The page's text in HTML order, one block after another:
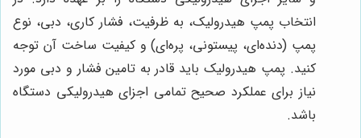
انتخاب پمپ هیدرولیک، به ظرفیت، فشار کاری، دبی، نوع
پمپ (دنده‌ای، پیستونی، پره‌ای) و کیفیت ساخت آن توجه
کنید. پمپ هیدرولیک باید قادر به تامین فشار و دبی مورد
نیاز برای عملکرد صحیح تمامی اجزای هیدرولیکی دستگاه
باشد.